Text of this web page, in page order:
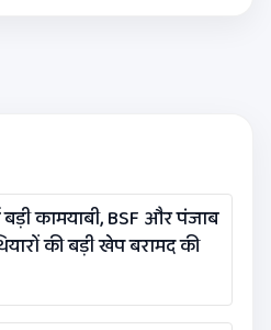
कामयाबी, BSF और पंजाब
की बड़ी खेप बरामद की